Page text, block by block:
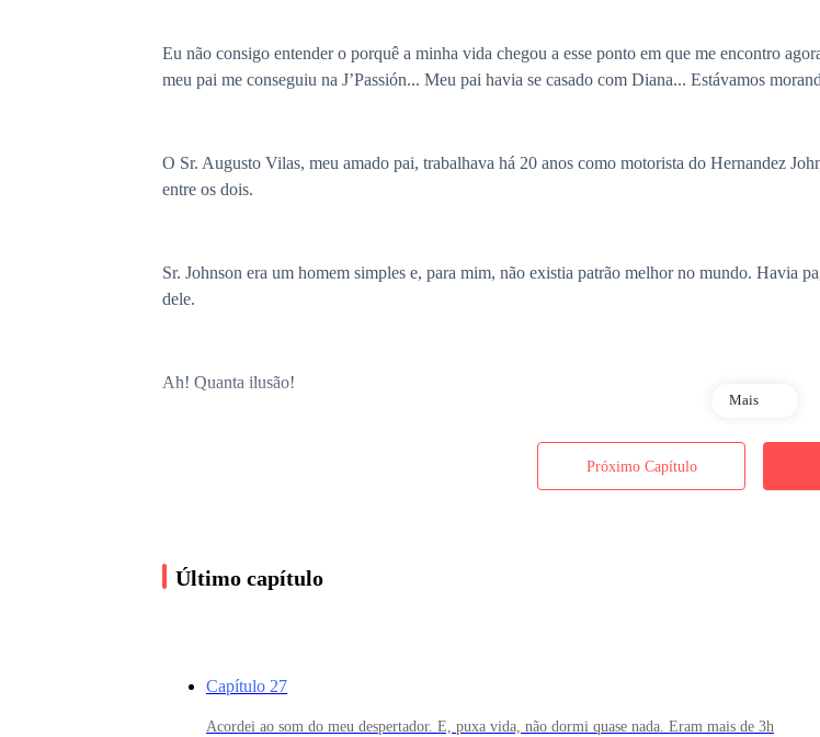
Eu não consigo entender o porquê a minha vida chegou a esse ponto em que me encontro
meu pai me conseguiu na J’Passión... Meu pai havia se casado com Diana... Estávamos
O Sr. Augusto Vilas, meu amado pai, trabalhava há 20 anos como motorista do Hernandez
entre os dois.
Sr. Johnson era um homem simples e, para mim, não existia patrão melhor no mundo. Havia
dele.
Ah! Quanta ilusão!
Não que ele tenha sido alguém ruim, até porque a parte do emprego era real. É só que o meu
curso. Sim!
anos, até que há quatro meses o senhor Hernandez descansou e, ironicamente, no mês seguinte
Mais
Próximo Capítulo
Último capítulo
Capítulo 27
Acordei ao som do meu despertador. E, puxa vida, não dormi quase nada. Eram mais de 3h